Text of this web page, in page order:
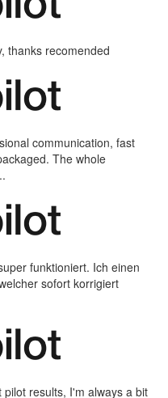
thanks recomended
communication, fast
The whole
funktioniert. Ich einen
sofort korrigiert
results, I'm always a bit